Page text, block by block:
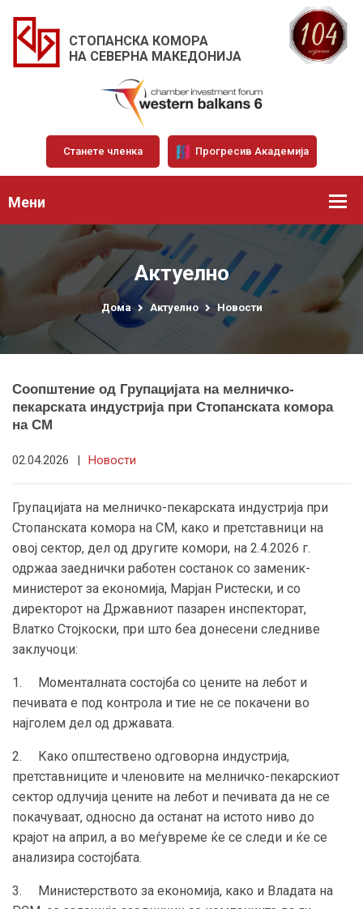
СТОПАНСКА КОМОРА
НА СЕВЕРНА МАКЕДОНИЈА
Станете членка Прогресив Академија
Мени
Актуелно
Дома Актуелно Новости
Соопштение од Групацијата на мелничко-
пекарската индустрија при Стопанската комора
на СМ
02.04.2026 | Новости
Групацијата на мелничко-пекарската индустрија при
Стопанската комора на СМ, како и претставници на
овој сектор, дел од другите комори, на 2.4.2026 г.
одржаа заеднички работен состанок со заменик-
министерот за економија, Марјан Ристески, и со
директорот на Државниот пазарен инспекторат,
Влатко Стојкоски, при што беа донесени следниве
заклучоци:
1. Моменталната состојба со цените на лебот и
печивата е под контрола и тие не се покачени во
најголем дел од државата.
2. Како општествено одговорна индустрија,
претставниците и членовите на мелничко-пекарскиот
сектор одлучија цените на лебот и печивата да не се
покачуваат, односно да останат на истото ниво до
крајот на април, а во меѓувреме ќе се следи и ќе се
анализира состојбата.
3. Министерството за економија, како и Владата на